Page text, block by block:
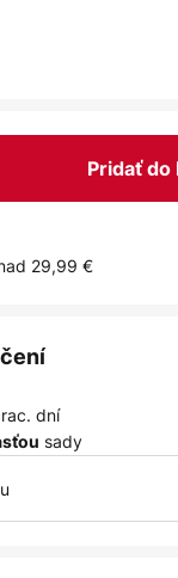
Pridať do
29,99 €
dní
sady